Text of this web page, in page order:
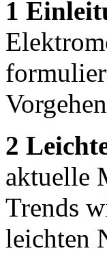
1
2
aktuelle
Trends
leichten